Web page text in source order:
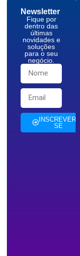
Newsletter
Fique por
dentro das
últimas
novidades e
soluções
para o seu
negócio.
INSCREVER-
SE